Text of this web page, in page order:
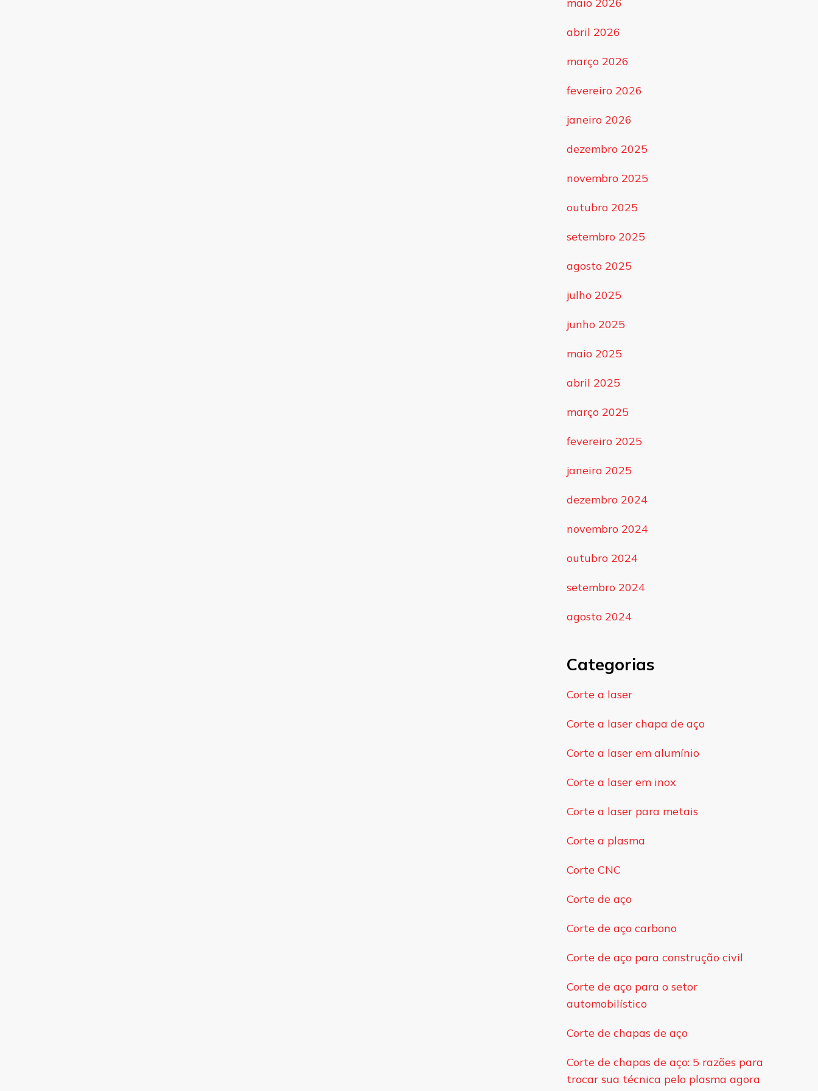
abril 2026
março 2026
fevereiro 2026
janeiro 2026
dezembro 2025
novembro 2025
outubro 2025
setembro 2025
agosto 2025
julho 2025
junho 2025
maio 2025
abril 2025
março 2025
fevereiro 2025
janeiro 2025
dezembro 2024
novembro 2024
outubro 2024
setembro 2024
agosto 2024
Categorias
Corte a laser
Corte a laser chapa de aço
Corte a laser em alumínio
Corte a laser em inox
Corte a laser para metais
Corte a plasma
Corte CNC
Corte de aço
Corte de aço carbono
Corte de aço para construção civil
Corte de aço para o setor
automobilístico
Corte de chapas de aço
Corte de chapas de aço: 5 razões para
trocar sua técnica pelo plasma agora